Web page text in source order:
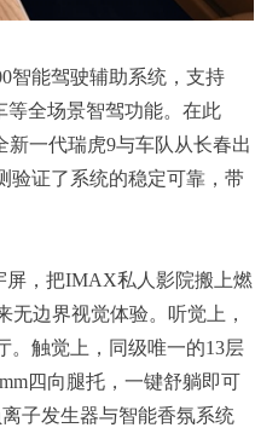
智能驾驶辅助系统，支持
全场景智驾功能。在此
一代瑞虎9与车队从长春出
验证了系统的稳定可靠，带
屏，把IMAX私人影院搬上燃
无边界视觉体验。听觉上，
。触觉上，同级唯一的13层
四向腿托，一键舒躺即可
子发生器与智能香氛系统